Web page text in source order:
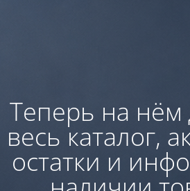
Теперь на нём
весь каталог,
остатки и